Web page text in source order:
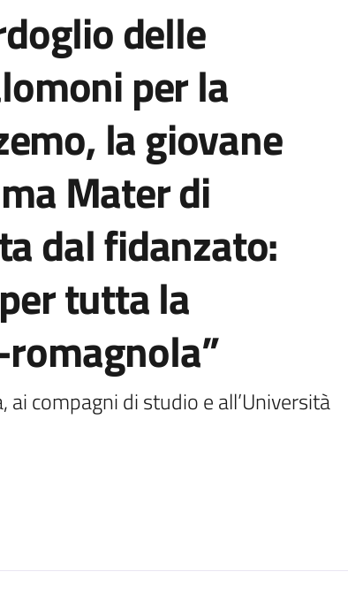
delle
per la
la giovane
Mater di
dal fidanzato:
tutta la
compagni di studio e all’Università